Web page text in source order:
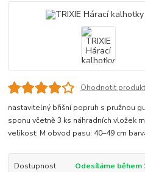
Ohodnotit produkt
nastavitelný břišní popruh s pružnou
sponu včetně 3 ks náhradních vložek
velikost: M obvod pasu: 40–49 cm
Dostupnost Odesíláme během